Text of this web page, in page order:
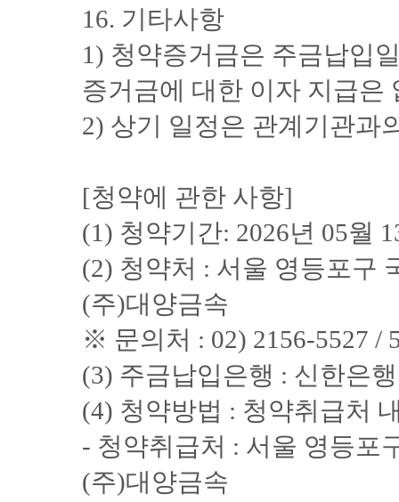
16. 기타사항
1) 청약증거금은 주금납입
증거금에 대한 이자 지급은
2) 상기 일정은 관계기관과
[청약에 관한 사항]
(1) 청약기간: 2026년 05월
(2) 청약처 : 서울 영등포구
(주)대양금속
※ 문의처 : 02) 2156-5527 /
(3) 주금납입은행 : 신한은
(4) 청약방법 : 청약취급처
- 청약취급처 : 서울 영등포
(주)대양금속